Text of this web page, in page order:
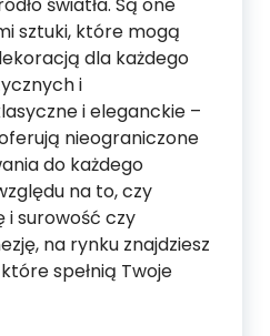
sztuki, które mogą
dla każdego
i
i eleganckie –
nieograniczone
do każdego
na to, czy
surowość czy
na rynku znajdziesz
spełnią Twoje